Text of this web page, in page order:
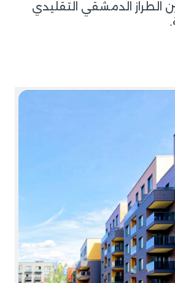
الطراز الدمشقي التقليدي